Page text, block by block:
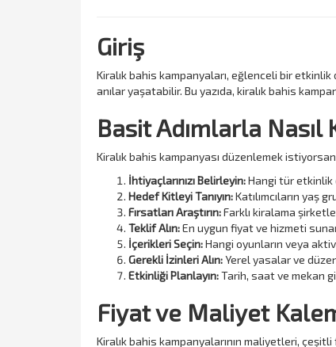
Giriş
Kiralık bahis kampanyaları, eğlenceli bir
anılar yaşatabilir. Bu yazıda, kiralık bahis
Basit Adımlarla Nasıl
Kiralık bahis kampanyası düzenlemek
İhtiyaçlarınızı Belirleyin:Hangi tür etkinlik
Hedef Kitleyi Tanıyın:Katılımcıların yaş
Fırsatları Araştırın:Farklı kiralama
Teklif Alın:En uygun fiyat ve hizmeti
İçerikleri Seçin:Hangi oyunların veya
Gerekli İzinleri Alın:Yerel yasalar ve
Etkinliği Planlayın:Tarih, saat ve mekan
Fiyat ve Maliyet
Kiralık bahis kampanyalarının maliyetleri,